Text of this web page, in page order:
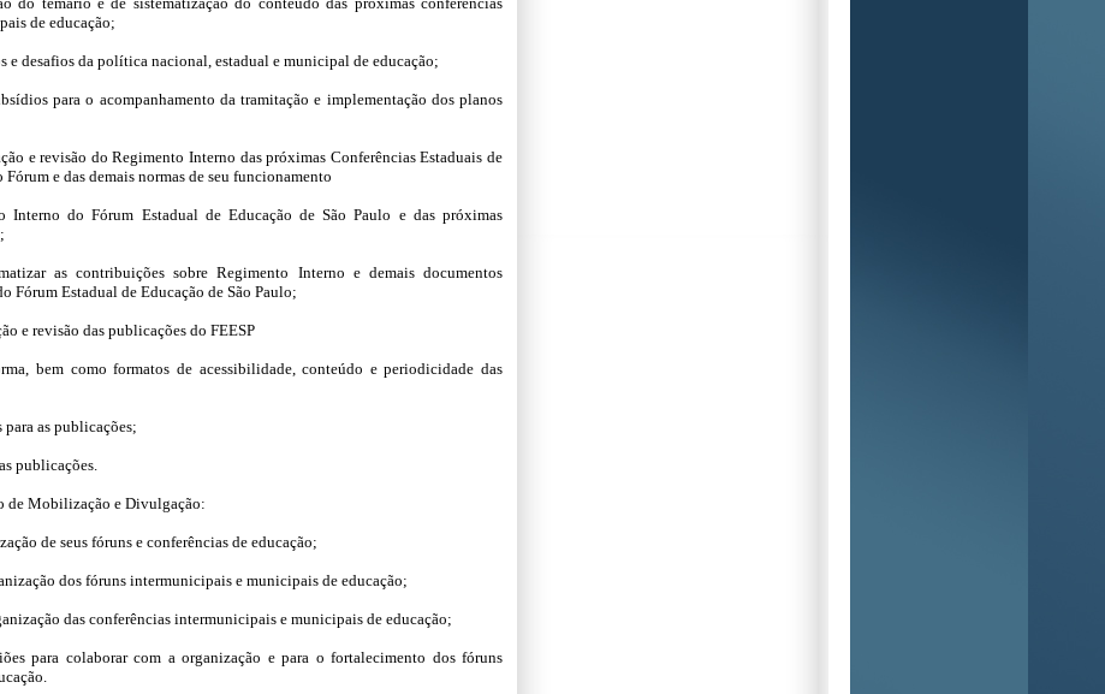
de educação;
e desafios da política nacional, estadual e municipal de educação;
para o acompanhamento da tramitação e implementação dos planos
e revisão do Regimento Interno das próximas Conferências Estaduais de
e das demais normas de seu funcionamento
Interno do Fórum Estadual de Educação de São Paulo e das próximas
as contribuições sobre Regimento Interno e demais documentos
Fórum Estadual de Educação de São Paulo;
e revisão das publicações do FEESP
bem como formatos de acessibilidade, conteúdo e periodicidade das
as publicações;
publicações.
de Mobilização e Divulgação:
de seus fóruns e conferências de educação;
dos fóruns intermunicipais e municipais de educação;
das conferências intermunicipais e municipais de educação;
para colaborar com a organização e para o fortalecimento dos fóruns